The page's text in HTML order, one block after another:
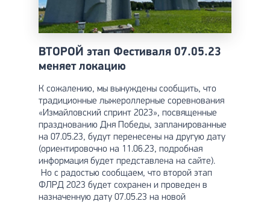
ВТОРОЙ этап Фестиваля 07.05.23
меняет локацию
К сожалению, мы вынуждены сообщить, что
традиционные лыжероллерные соревнования
«Измайловский спринт 2023», посвященные
празднованию Дня Победы, запланированные
на 07.05.23, будут перенесены на другую дату
(ориентировочно на 11.06.23, подробная
информация будет представлена на сайте).
Но с радостью сообщаем, что второй этап
ФЛРД 2023 будет сохранен и проведен в
назначенную дату 07.05.23 на новой